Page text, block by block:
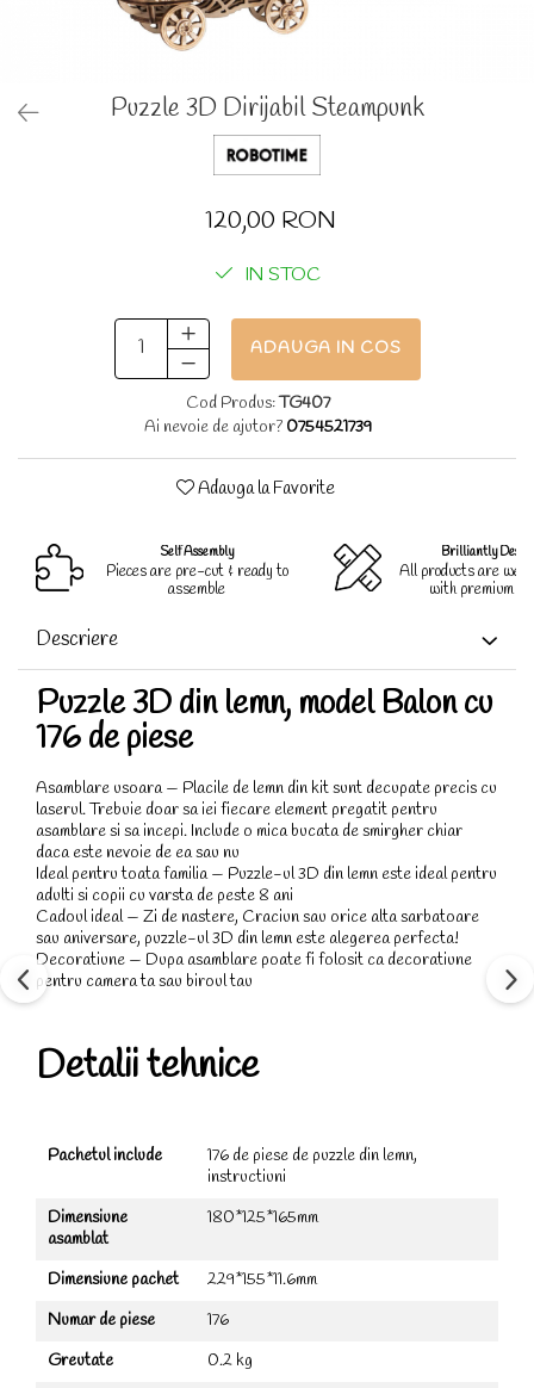
Puzzle 3D Dirijabil Steampunk
120,00 RON
IN STOC
ADAUGA IN COS
Cod Produs:TG407
Ai nevoie de ajutor? 0754521739
Adauga la Favorite
Self Assembly
Pieces are pre-cut & ready to
assemble
Brilliantly
All products are
with premium
Descriere
Puzzle 3D din lemn, model Balon cu
176 de piese
Asamblare usoara — Placile de lemn din kit sunt decupate precis cu
laserul. Trebuie doar sa iei fiecare element pregatit pentru
asamblare si sa incepi. Include o mica bucata de smirgher chiar
daca este nevoie de ea sau nu
Ideal pentru toata familia — Puzzle-ul 3D din lemn este ideal pentru
adulti si copii cu varsta de peste 8 ani
Cadoul ideal — Zi de nastere, Craciun sau orice alta sarbatoare
sau aniversare, puzzle-ul 3D din lemn este alegerea perfecta!
Decoratiune — Dupa asamblare poate fi folosit ca decoratiune
pentru camera ta sau biroul tau
Detalii tehnice
Pachetul include
176 de piese de puzzle din lemn,
instructiuni
Dimensiune
asamblat
180*125*165mm
Dimensiune pachet
229*155*11.6mm
Numar de piese
176
Greutate
0.2 kg